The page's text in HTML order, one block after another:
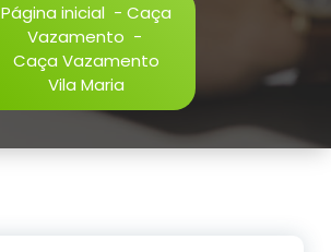
Página inicial - Caça
Vazamento -
Caça Vazamento
Vila Maria